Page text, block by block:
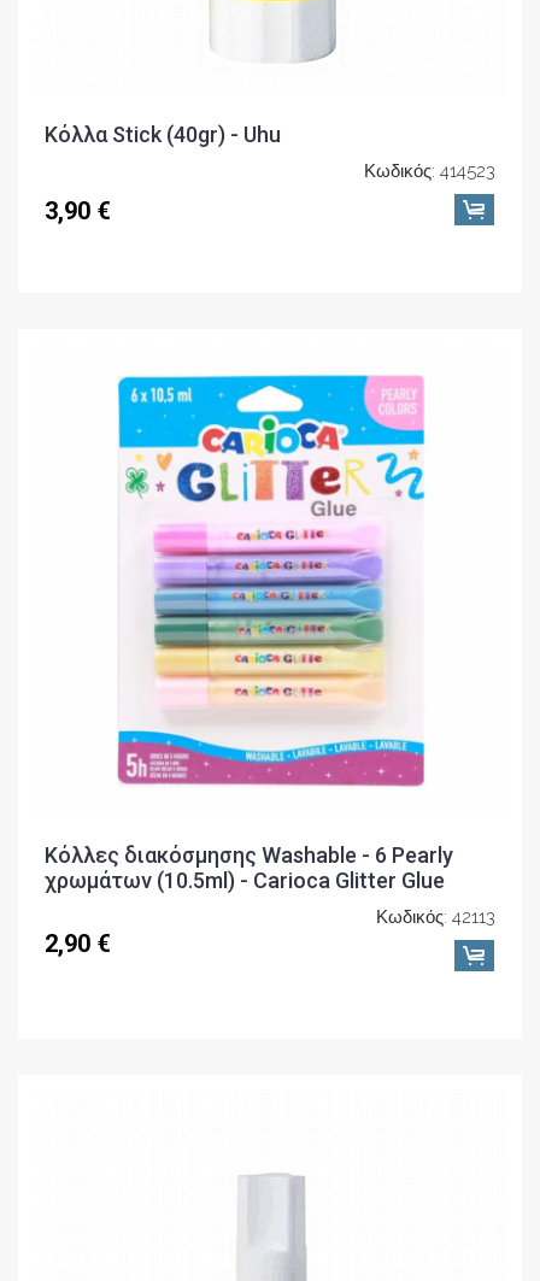
Κόλλα Stick (40gr) - Uhu
Κωδικός: 414523
3,90 €
Κόλλες διακόσμησης Washable - 6 Pearly
χρωμάτων (10.5ml) - Carioca Glitter Glue
Κωδικός: 42113
2,90 €